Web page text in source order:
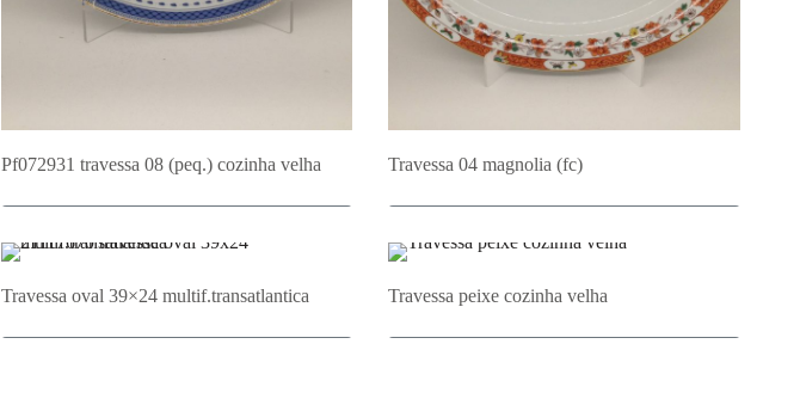
Pf072931 travessa 08 (peq.) cozinha velha
Adicionar ao Orçamento
Travessa 04 magnolia (fc)
Adicionar ao Orçamento
Travessa oval 39×24 multif.transatlantica Travessa peixe cozinha velha